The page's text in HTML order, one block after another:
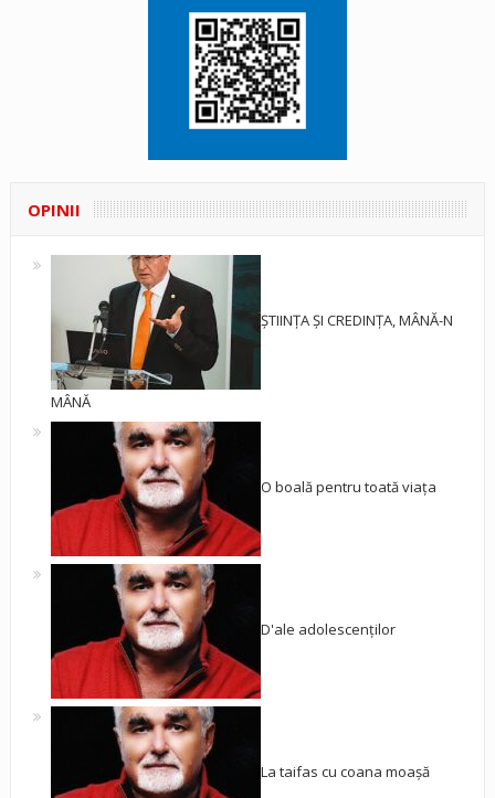
OPINII
ȘTIINȚA ȘI CREDINȚA, MÂNĂ-N
MÂNĂ
O boală pentru toată viața
D'ale adolescenților
La taifas cu coana moașă